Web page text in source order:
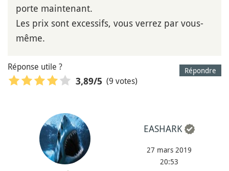
porte maintenant.
Les prix sont excessifs, vous verrez par vous-
même.
Répondre
Réponse utile ?
3,89/5 (9 votes)
EASHARK
27 mars 2019
20:53